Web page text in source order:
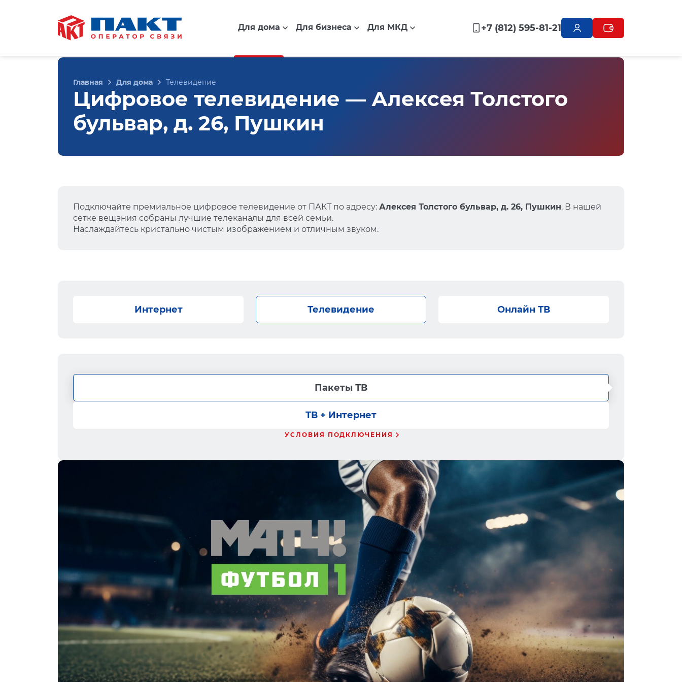
Для дома Для бизнеса Для МКД +7 (812) 595-81-21
Главная Для дома Телевидение
Цифровое телевидение — Алексея Толстого
бульвар, д. 26, Пушкин
Подключайте премиальное цифровое телевидение от ПАКТ по адресу: Алексея Толстого бульвар, д. 26, Пушкин. В нашей
сетке вещания собраны лучшие телеканалы для всей семьи.
Наслаждайтесь кристально чистым изображением и отличным звуком.
Интернет Телевидение Онлайн ТВ
Пакеты ТВ
ТВ + Интернет
УСЛОВИЯ ПОДКЛЮЧЕНИЯ